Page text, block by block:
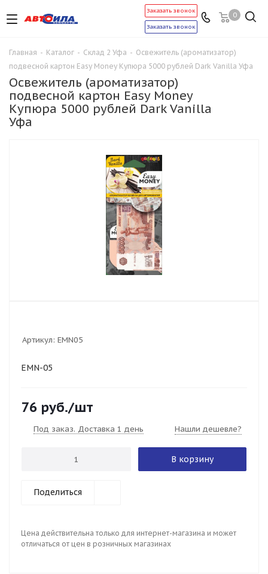
0
Заказать звонок
Заказать звонок
Главная - Каталог - Склад 2 Уфа - Освежитель (ароматизатор)
подвесной картон Easy Money Купюра 5000 рублей Dark Vanilla Уфа
Освежитель (ароматизатор)
подвесной картон Easy Money
Купюра 5000 рублей Dark Vanilla
Уфа
Артикул: EMN05
EMN-05
76 руб./шт
Под заказ. Доставка 1 день Нашли дешевле?
В корзину
Поделиться
Цена действительна только для интернет-магазина и может
отличаться от цен в розничных магазинах